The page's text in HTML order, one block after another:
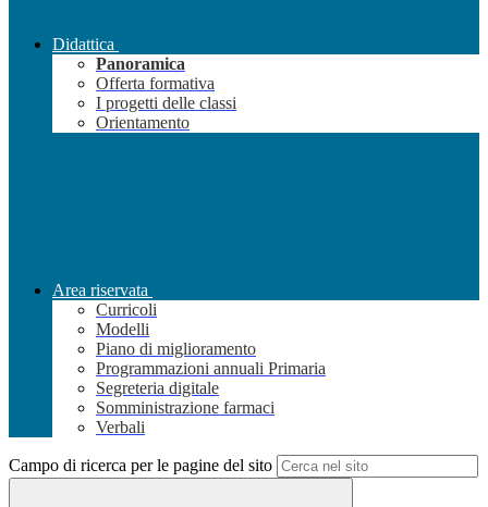
Didattica
Panoramica
Offerta formativa
I progetti delle classi
Orientamento
Area riservata
Curricoli
Modelli
Piano di miglioramento
Programmazioni annuali Primaria
Segreteria digitale
Somministrazione farmaci
Verbali
Campo di ricerca per le pagine del sito